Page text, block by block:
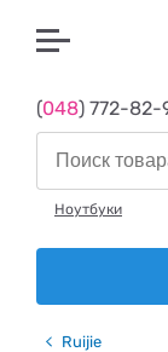
(048) 772-82-
Ноутбуки
Ruijie